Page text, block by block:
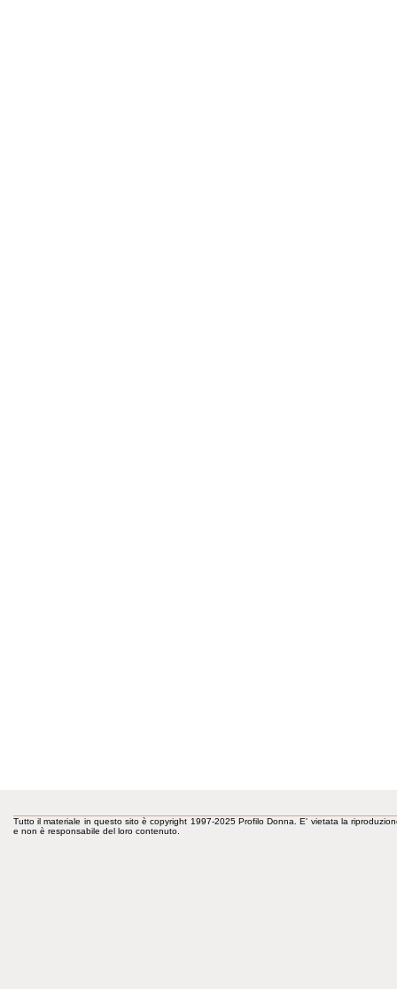
Tutto il materiale in questo sito è copyright 1997-2025 Profilo Donna. E' vietata la
e non è responsabile del loro contenuto.